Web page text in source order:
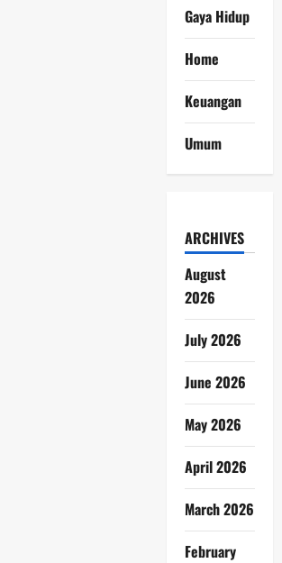
Gaya Hidup
Home
Keuangan
Umum
ARCHIVES
August
2026
July 2026
June 2026
May 2026
April 2026
March 2026
February